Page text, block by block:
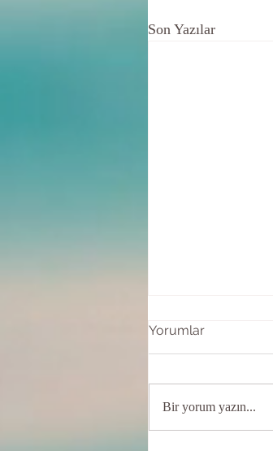
Son Yazılar
Yorumlar
Bir yorum yazın...